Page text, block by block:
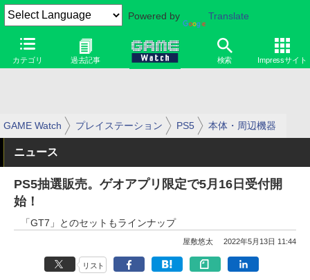
Powered by Translate
カテゴリ 過去記事 検索 Impressサイト
GAME Watch プレイステーション PS5 本体・周辺機器
ニュース
PS5抽選販売。ゲオアプリ限定で5月16日受付開
始！
「GT7」とのセットもラインナップ
屋敷悠太 2022年5月13日 11:44
リスト